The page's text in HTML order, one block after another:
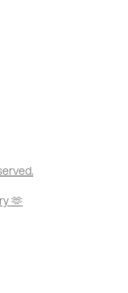
🫶